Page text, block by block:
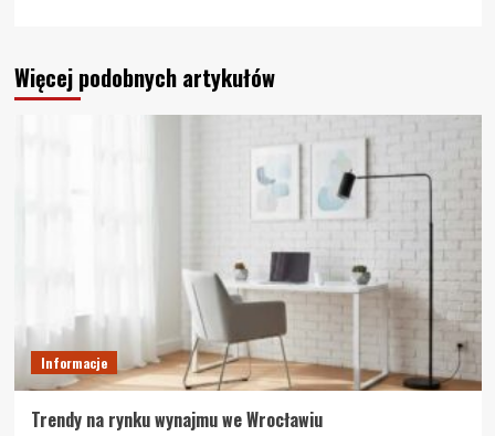
Więcej podobnych artykułów
Informacje
Trendy na rynku wynajmu we Wrocławiu